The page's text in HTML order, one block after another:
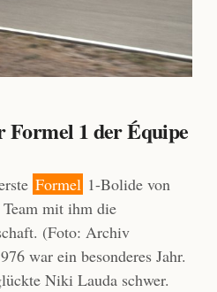
Formel 1 der Équipe
Formel 1-Bolide von
mit ihm die
(Foto: Archiv
war ein besonderes Jahr.
Niki Lauda schwer.